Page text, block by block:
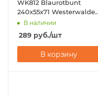
WK812 Blaurotbunt
240x55x71 Westerwalder
Klinker
В наличии
289 руб./шт
В корзину